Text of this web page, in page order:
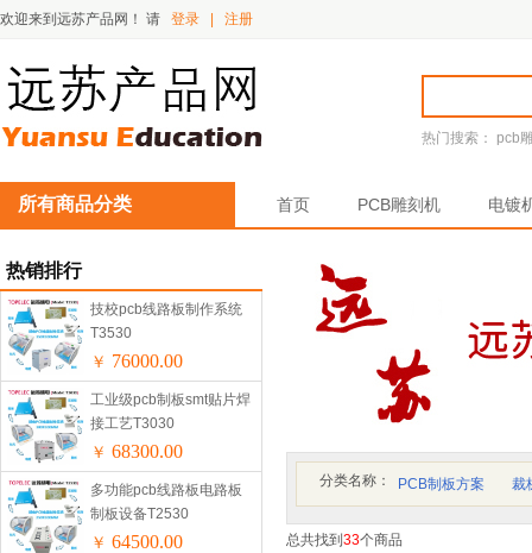
欢迎来到远苏产品网！ 请 登录 注册
热门搜索： pcb
所有商品分类 首页 PCB雕刻机 电镀
热销排行
技校pcb线路板制作系统
T3530
￥ 76000.00
工业级pcb制板smt贴片焊
接工艺T3030
￥ 68300.00
多功能pcb线路板电路板
制板设备T2530
￥ 64500.00
分类名称： PCB制板方案 裁
总共找到 33个商品